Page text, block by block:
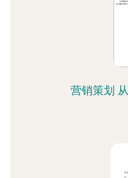
营销策划